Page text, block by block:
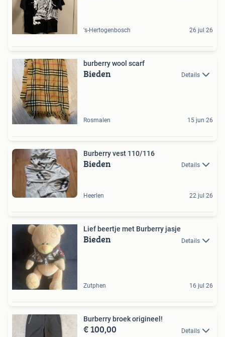
's-Hertogenbosch 26 jul 26
burberry wool scarf
Bieden Details
Rosmalen 15 jun 26
Burberry vest 110/116
Bieden Details
Heerlen 22 jul 26
Lief beertje met Burberry jasje
Bieden Details
Zutphen 16 jul 26
Burberry broek origineel!
€ 100,00 Details